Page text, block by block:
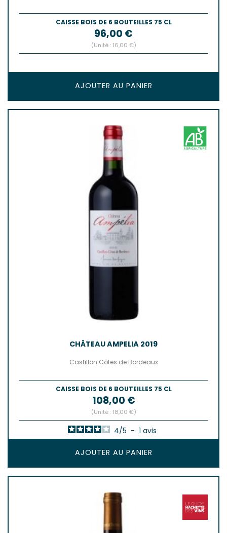
CAISSE BOIS DE 6 BOUTEILLES 75 CL
Prix
96,00 €
(Unité : 16,00 €)
AJOUTER AU PANIER
CHÂTEAU AMPELIA 2019
Castillon Côtes de Bordeaux
CAISSE BOIS DE 6 BOUTEILLES 75 CL
Prix
108,00 €
(Unité : 18,00 €)
4/5 - 1 avis
AJOUTER AU PANIER